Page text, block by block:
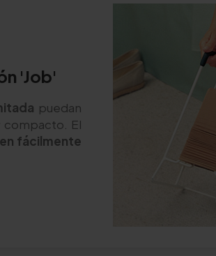
'Job'
puedan
compacto. El
fácilmente